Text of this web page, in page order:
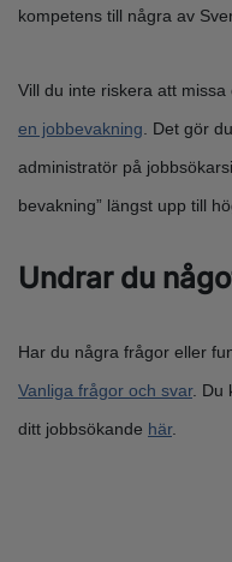
kompetens till några av
Vill du inte riskera att
en jobbevakning . Det gör
administratör på
bevakning” längst upp till
Undrar du
Har du några frågor eller
Vanliga frågor och svar. Du
ditt jobbsökande här.